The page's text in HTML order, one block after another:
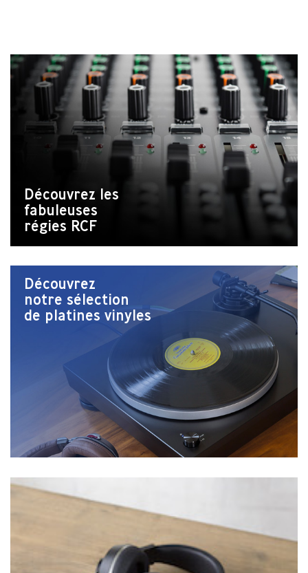
Découvrez les
fabuleuses
régies RCF
Découvrez
notre sélection
de platines vinyles